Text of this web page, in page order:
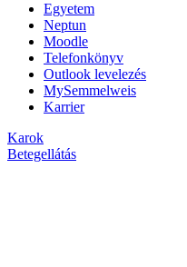
Egyetem
Neptun
Moodle
Telefonkönyv
Outlook levelezés
MySemmelweis
Karrier
Karok
Betegellátás